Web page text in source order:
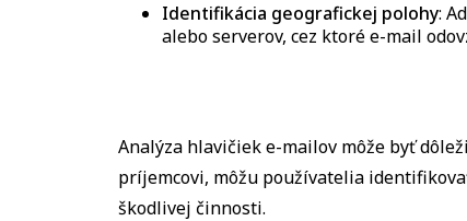
Identifikácia geografickej polohy:
alebo serverov, cez ktoré e-mail
Analýza hlavičiek e-mailov môže byť
príjemcovi, môžu používatelia
škodlivej činnosti.